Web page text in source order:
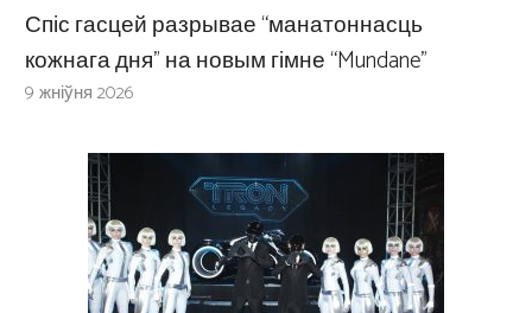
Спіс гасцей разрывае “манатоннасць
кожнага дня” на новым гімне “Mundane”
9 жніўня 2026